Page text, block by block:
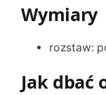
Y
M
Wymiary
rozstaw:
Jak dbać